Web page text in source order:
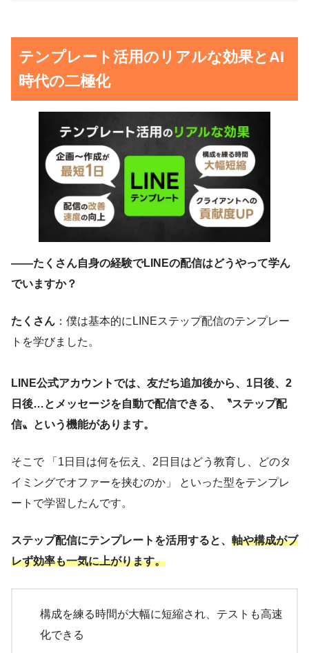
テンプレート活用のリアルな効果とAI
時代の二極化
——たくさん自身の経験でLINEの配信はどうやって学ん
でいますか？
たくさん ：僕は基本的にLINEステップ配信のテンプレー
トを学びました。
LINE公式アカウントでは、友だち追加後から、1日後、2
日後…とメッセージを自動で配信できる、〝ステップ配
信〟という機能があります。
そこで 「1日目は何を伝え、2日目はどう教育し、どのタ
イミングでオファーを挟むのか」 といった型をテンプレ
ートで学習したんです。
ステップ配信にテンプレートを活用すると、 軸や構成がブ
レず効率も一気に上がります。
構成を練る時間が大幅に短縮され、テストも高速
化できる